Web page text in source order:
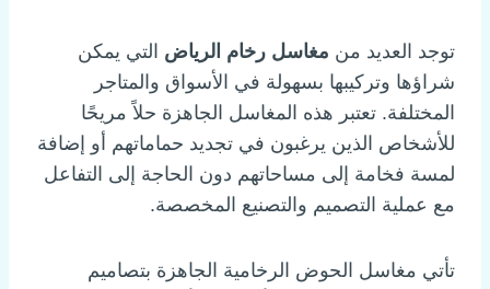
توجد العديد من مغاسل رخام الرياض التي يمكن
شراؤها وتركيبها بسهولة في الأسواق والمتاجر
المختلفة. تعتبر هذه المغاسل الجاهزة حلاً مريحًا
للأشخاص الذين يرغبون في تجديد حماماتهم أو إضافة
لمسة فخامة إلى مساحاتهم دون الحاجة إلى التفاعل
مع عملية التصميم والتصنيع المخصصة.
تأتي مغاسل الحوض الرخامية الجاهزة بتصاميم